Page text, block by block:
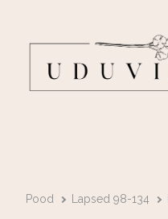
Pood Lapsed 98-134